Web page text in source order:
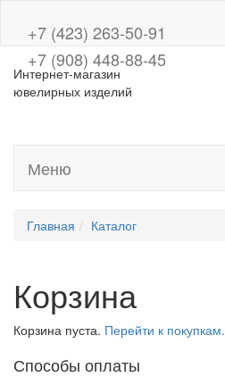
+7 (423) 263-50-91
+7 (908) 448-88-45
Интернет-магазин
ювелирных изделий
Меню
Главная Каталог
Корзина
Корзина пуста. Перейти к покупкам.
Способы оплаты